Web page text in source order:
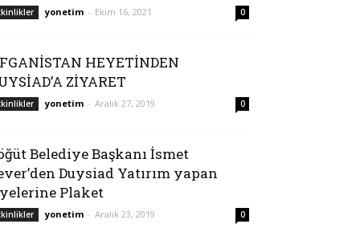
yonetim - Ekim 16, 2021 0
HEYETİNDEN
ZİYARET
yonetim - Aralık 27, 2019 0
Belediye Başkanı İsmet
Duysiad Yatırım yapan
Plaket
yonetim - Aralık 23, 2019 0